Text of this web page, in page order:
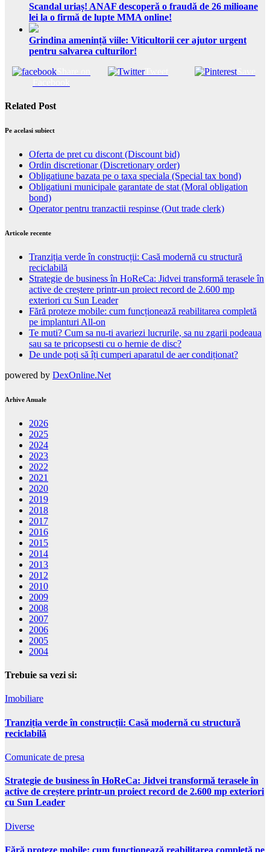
Scandal uriaș! ANAF descoperă o fraudă de 26 milioane
lei la o firmă de lupte MMA online!
Grindina amenință viile: Viticultorii cer ajutor urgent
pentru salvarea culturilor!
Tweet Save
Related Post
Pe acelasi subiect
Oferta de pret cu discont (Discount bid)
Ordin discretionar (Discretionary order)
Obligatiune bazata pe o taxa speciala (Special tax bond)
Obligatiuni municipale garantate de stat (Moral obligation
bond)
Operator pentru tranzactii respinse (Out trade clerk)
Articole recente
Tranziția verde în construcții: Casă modernă cu structură
reciclabilă
Strategie de business în HoReCa: Jidvei transformă terasele în
active de creștere printr-un proiect record de 2.600 mp
exteriori cu Sun Leader
Fără proteze mobile: cum funcționează reabilitarea completă
pe implanturi All-on
Te muti? Cum sa nu-ti avariezi lucrurile, sa nu zgarii podeaua
sau sa te pricopsesti cu o hernie de disc?
De unde poți să îți cumperi aparatul de aer condiționat?
powered by DexOnline.Net
Arhive Anuale
2026
2025
2024
2023
2022
2021
2020
2019
2018
2017
2016
2015
2014
2013
2012
2010
2009
2008
2007
2006
2005
2004
Trebuie sa vezi si:
Imobiliare
Tranziția verde în construcții: Casă modernă cu structură
reciclabilă
Comunicate de presa
Strategie de business în HoReCa: Jidvei transformă terasele în
active de creștere printr-un proiect record de 2.600 mp exteriori
cu Sun Leader
Diverse
Fără proteze mobile: cum funcționează reabilitarea completă pe